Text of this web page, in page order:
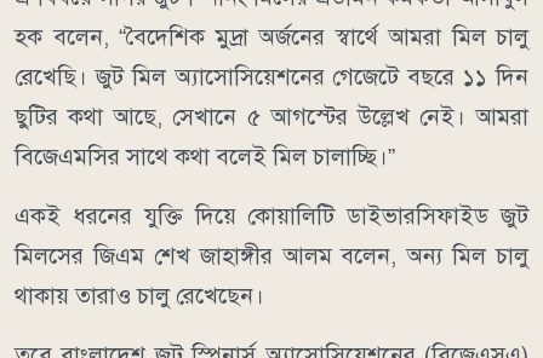
হক বলেন, “বৈদেশিক মুদ্রা অর্জনের স্বার্থে আমরা মিল চালু
রেখেছি। জুট মিল অ্যাসোসিয়েশনের গেজেটে বছরে ১১ দিন
ছুটির কথা আছে, সেখানে ৫ আগস্টের উল্লেখ নেই। আমরা
বিজেএমসির সাথে কথা বলেই মিল চালাচ্ছি।”
একই ধরনের যুক্তি দিয়ে কোয়ালিটি ডাইভারসিফাইড জুট
মিলসের জিএম শেখ জাহাঙ্গীর আলম বলেন, অন্য মিল চালু
থাকায় তারাও চালু রেখেছেন।